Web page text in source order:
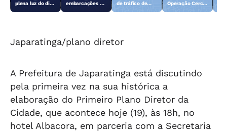
plena luz do dia
embarcações e
de tráfico de
Operação Cerco
Japaratinga/plano diretor
A Prefeitura de Japaratinga está discutindo
pela primeira vez na sua histórica a
elaboração do Primeiro Plano Diretor da
Cidade, que acontece hoje (19), às 18h, no
hotel Albacora, em parceria com a Secretaria